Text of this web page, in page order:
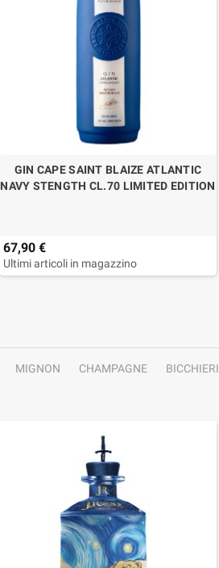
GIN CAPE SAINT BLAIZE ATLANTIC
NAVY STENGTH CL.70 LIMITED EDITION
67,90 €
Ultimi articoli in magazzino
MIGNON CHAMPAGNE BICCHIERI